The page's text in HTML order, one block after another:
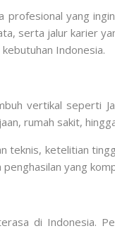
profesional yang ingin
serta jalur karier
Indonesia.
vertikal seperti
rumah sakit,
teknis, ketelitian
penghasilan yang
di Indonesia.